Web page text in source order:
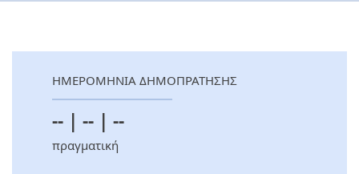
ΗΜΕΡΟΜΗΝΙΑ ΔΗΜΟΠΡΑΤΗΣΗΣ
-- | -- | --
πραγματική